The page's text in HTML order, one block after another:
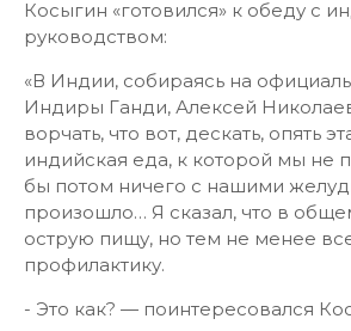
Косыгин «готовился» к обеду с
руководством:
«В Индии, собираясь на
Индиры Ганди, Алексей
ворчать, что вот, дескать, опять
индийская еда, к которой мы не
бы потом ничего с нашими
произошло… Я сказал, что в
острую пищу, но тем не менее
профилактику.
- Это как? — поинтересовался